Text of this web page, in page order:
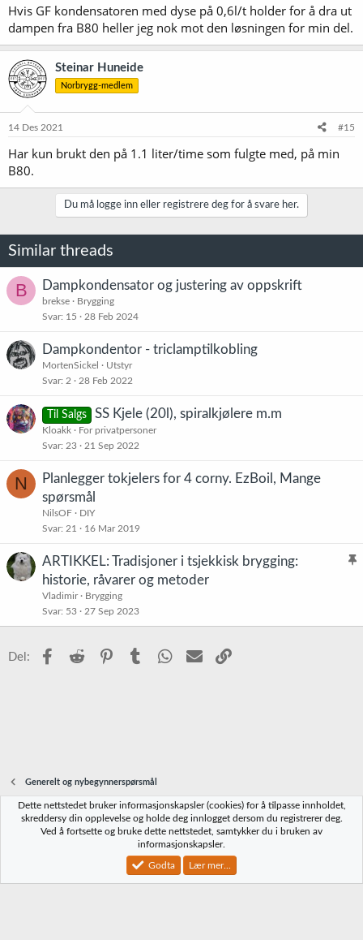
Hvis GF kondensatoren med dyse på 0,6l/t holder for å dra ut
dampen fra B80 heller jeg nok mot den løsningen for min del.
Steinar Huneide
Norbrygg-medlem
14 Des 2021 #15
Har kun brukt den på 1.1 liter/time som fulgte med, på min
B80.
Du må logge inn eller registrere deg for å svare her.
Similar threads
B Dampkondensator og justering av oppskrift
brekse
Brygging
Svar 15 28 Feb 2024
Dampkondentor - triclamptilkobling
MortenSickel
Utstyr
Svar 2 28 Feb 2022
Til Salgs SS Kjele (20l), spiralkjølere m.m
Kloakk
For privatpersoner
Svar 23 21 Sep 2022
N
Planlegger tokjelers for 4 corny. EzBoil, Mange
spørsmål
NilsOF
DIY
Svar 21 16 Mar 2019
K
t
ARTIKKEL: Tradisjoner i tsjekkisk brygging:
historie, råvarer og metoder
Vladimir
Brygging
Svar 53 27 Sep 2023
Del: Facebook
Reddit PinterestTumblr WhatsApp
E-post
Generelt og nybegynnerspørsmål
Norbrygg-default
Vilkår og regler Personvernregler
Community platform by XenForo® © 2010-2023 XenForo Ltd.
Dette nettstedet bruker informasjonskapsler (cookies) for å tilpasse innholdet,
skreddersy din opplevelse og holde deg innlogget dersom du registrerer deg.
Ved å fortsette og bruke dette nettstedet, samtykker du i bruken av
informasjonskapsler.
Godta Lær mer...